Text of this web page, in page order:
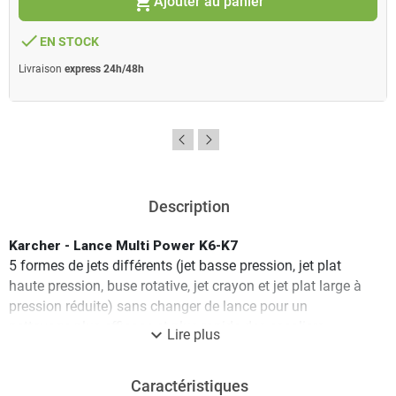
done EN STOCK
Livraison express 24h/48h
Description
Karcher - Lance Multi Power K6-K7
5 formes de jets différents (jet basse pression, jet plat
haute pression, buse rotative, jet crayon et jet plat large à
pression réduite) sans changer de lance pour un
nettoyage plus efficace et plus rapide des escaliers
extérieurs, murets, portes de garage…Le changement
Les avantages de cette lance Multi Power Karcher sont :
expand_more Lire plus
Caractéristiques